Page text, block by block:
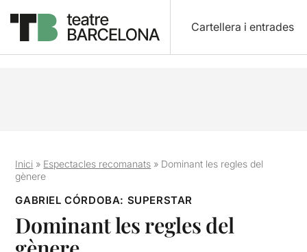
Cartellera i entrades
Inici » Espectacles recomanats » Dominant les regles del
gènere
GABRIEL CÓRDOBA: SUPERSTAR
Dominant les regles del